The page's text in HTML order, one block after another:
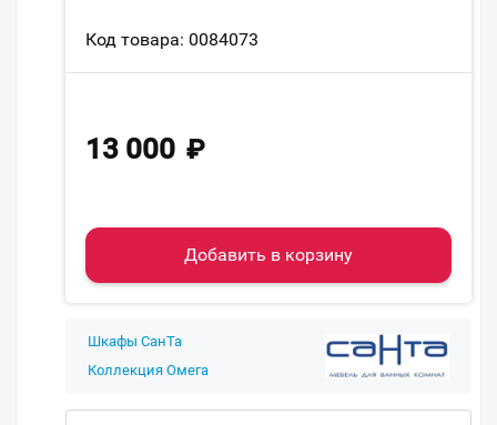
Код товара: 0084073
13 000 ₽
Добавить в корзину
Шкафы СанТа
Коллекция Омега